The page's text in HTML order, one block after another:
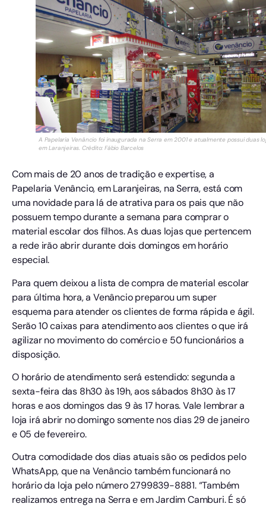
A Papelaria Venâncio foi inaugurada na Serra em 2001 e atualmente possui duas
em Laranjeiras. Crédito: Fábio Barcelos
Com mais de 20 anos de tradição e expertise, a
Papelaria Venâncio, em Laranjeiras, na Serra, está com
uma novidade para lá de atrativa para os pais que não
possuem tempo durante a semana para comprar o
material escolar dos filhos. As duas lojas que pertencem
a rede irão abrir durante dois domingos em horário
especial.
Para quem deixou a lista de compra de material escolar
para última hora, a Venâncio preparou um super
esquema para atender os clientes de forma rápida e ágil.
Serão 10 caixas para atendimento aos clientes o que irá
agilizar no movimento do comércio e 50 funcionários a
disposição.
O horário de atendimento será estendido: segunda a
sexta-feira das 8h30 às 19h, aos sábados 8h30 às 17
horas e aos domingos das 9 às 17 horas. Vale lembrar a
loja irá abrir no domingo somente nos dias 29 de janeiro
e 05 de fevereiro.
Outra comodidade dos dias atuais são os pedidos pelo
WhatsApp, que na Venâncio também funcionará no
horário da loja pelo número 2799839-8881. “Também
realizamos entrega na Serra e em Jardim Camburi. É só